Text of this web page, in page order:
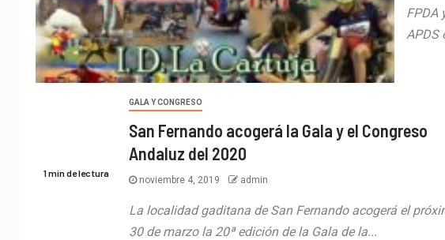
FPDA
APDS
1 min de lectura
GALA Y CONGRESO
San Fernando acogerá la Gala y el Congreso
Andaluz del 2020
noviembre 4, 2019 admin
La localidad gaditana de San Fernando acogerá el
30 de marzo la 20ª edición de la Gala de la...